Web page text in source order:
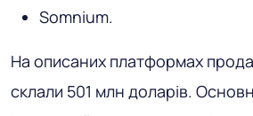
Somnium.
На описаних платформах
склали 501 млн доларів.